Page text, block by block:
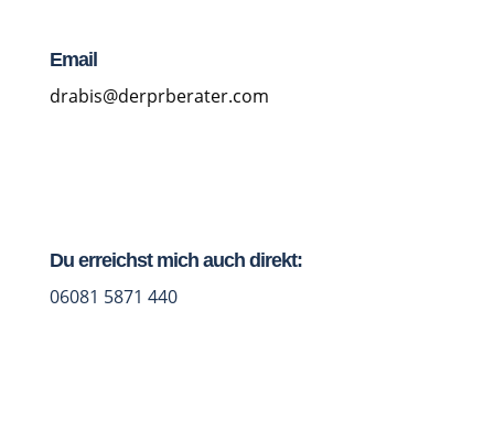
Email
drabis@derprberater.com
Du erreichst mich auch direkt:
06081 5871 440